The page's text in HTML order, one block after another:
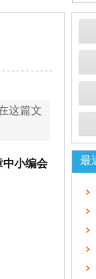
这篇文
小编会
最